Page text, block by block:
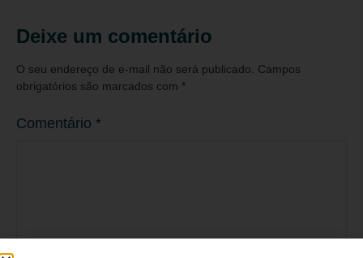
Deixe um comentário
O seu endereço de e-mail não será publicado.
Campos
obrigatórios são marcados com *
Comentário *